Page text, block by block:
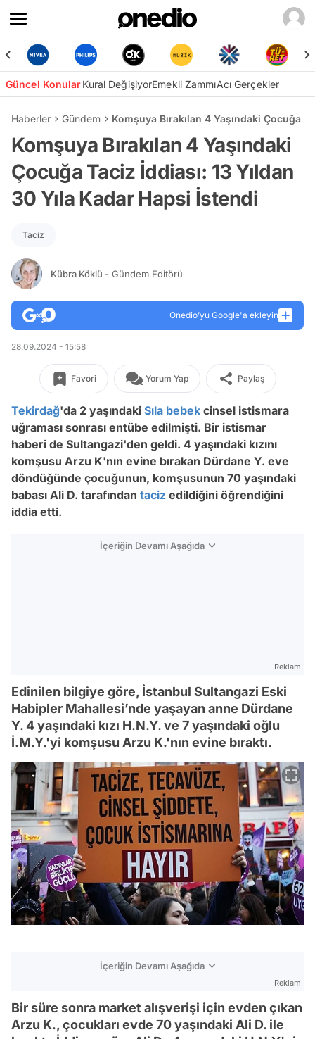
Güncel KonularKural DeğişiyorEmekli ZammıAcı Gerçekler
Haberler Gündem Komşuya Bırakılan 4 Yaşındaki Çocuğa
Komşuya Bırakılan 4 Yaşındaki
Çocuğa Taciz İddiası: 13 Yıldan
30 Yıla Kadar Hapsi İstendi
Taciz
Kübra Köklü - Gündem Editörü
Onedio’yu Google'a ekleyin
28.09.2024 - 15:58
Favori Yorum Yap Paylaş
Tekirdağ'da 2 yaşındaki Sıla bebek cinsel istismara
uğraması sonrası entübe edilmişti. Bir istismar
haberi de Sultangazi'den geldi. 4 yaşındaki kızını
komşusu Arzu K'nın evine bırakan Dürdane Y. eve
döndüğünde çocuğunun, komşusunun 70 yaşındaki
babası Ali D. tarafından taciz edildiğini öğrendiğini
iddia etti.
İçeriğin Devamı Aşağıda
Reklam
Edinilen bilgiye göre, İstanbul Sultangazi Eski
Habipler Mahallesi’nde yaşayan anne Dürdane
Y. 4 yaşındaki kızı H.N.Y. ve 7 yaşındaki oğlu
İ.M.Y.'yi komşusu Arzu K.'nın evine bıraktı.
İçeriğin Devamı Aşağıda
Reklam
Bir süre sonra market alışverişi için evden çıkan
Arzu K., çocukları evde 70 yaşındaki Ali D. ile